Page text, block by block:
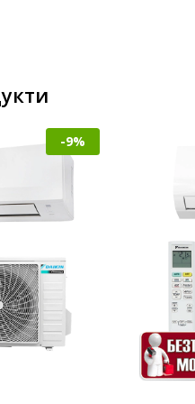
-9%